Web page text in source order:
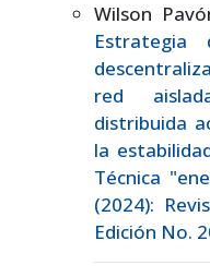
Wilson
red
distribuida
la
Técnica
(2024):
Edición No.